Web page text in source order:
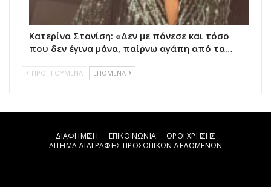
Κατερίνα Στανίση: «Δεν με πόνεσε και τόσο
που δεν έγινα μάνα, παίρνω αγάπη από τα…
ΠΡΟΗΓΟΥΜΕΝΑ ΕΠΟΜΕΝΑ
ΔΙΑΦΗΜΙΣΗ ΕΠΙΚΟΙΝΩΝΙΑ
ΟΡΟΙ ΧΡΗΣΗΣ
ΑΙΤΗΜΑ ΔΙΑΓΡΑΦΗΣ ΠΡΟΣΩΠΙΚΩΝ ΔΕΔΟΜΕΝΩΝ